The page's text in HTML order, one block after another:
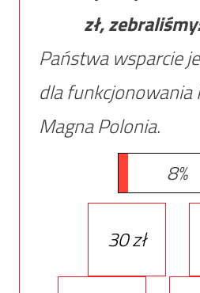
zł,
Państwa wsparcie
dla funkcjonowania
Magna Polonia.
8%
30 zł